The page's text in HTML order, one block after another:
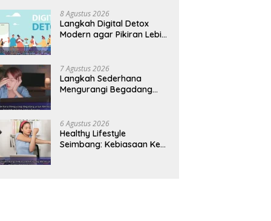
8 Agustus 2026
Langkah Digital Detox
Modern agar Pikiran Lebih
7 Agustus 2026
Langkah Sederhana
Mengurangi Begadang
Panjang
6 Agustus 2026
Healthy Lifestyle
Seimbang: Kebiasaan Kecil